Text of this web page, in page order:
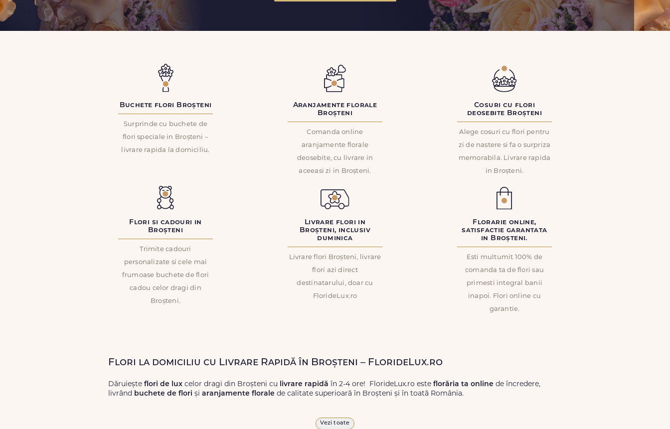
Buchete flori Broșteni
Surprinde cu buchete de
flori speciale in Broșteni –
livrare rapida la domiciliu.
Aranjamente florale
Broșteni
Comanda online
aranjamente florale
deosebite, cu livrare in
aceeasi zi in Broșteni.
Cosuri cu flori
deosebite Broșteni
Alege cosuri cu flori pentru
zi de nastere si fa o surpriza
memorabila. Livrare rapida
in Broșteni.
Flori si cadouri in
Broșteni
Trimite cadouri
personalizate si cele mai
frumoase buchete de flori
cadou celor dragi din
Broșteni.
Livrare flori in
Broșteni, inclusiv
duminica
Livrare flori Broșteni, livrare
flori azi direct
destinatarului, doar cu
FlorideLux.ro
Florarie online,
satisfactie garantata
in Broșteni.
Esti multumit 100% de
comanda ta de flori sau
primesti integral banii
inapoi. Flori online cu
garantie.
Flori la domiciliu cu Livrare Rapidă în Broșteni – FlorideLux.ro
Dăruiește flori de lux celor dragi din Broșteni cu livrare rapidă în 2-4 ore! FlorideLux.ro este florăria ta online de încredere,
livrând buchete de flori și aranjamente florale de calitate superioară în Broșteni și în toată România.
Vezi toate